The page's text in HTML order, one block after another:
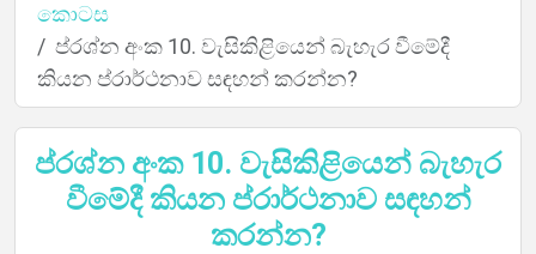
ගෙදර
ගැන
කොටස
ප්රශ්න අංක 10. වැසිකිළියෙන් බැහැර වීමේදී
කියන ප්රාර්ථනාව සඳහන් කරන්න?
ප්රශ්න අංක 10. වැසිකිළියෙන් බැහැර
වීමේදී කියන ප්රාර්ථනාව සඳහන්
කරන්න?